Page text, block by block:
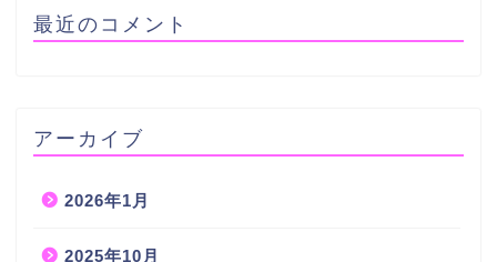
最近のコメント
アーカイブ
2026年1月
2025年10月